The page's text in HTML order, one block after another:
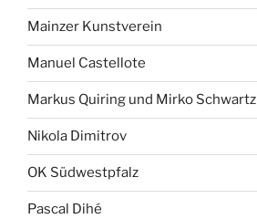
Mainzer Kunstverein
Manuel Castellote
Markus Quiring und Mirko Schwartz
Nikola Dimitrov
OK Südwestpfalz
Pascal Dihé